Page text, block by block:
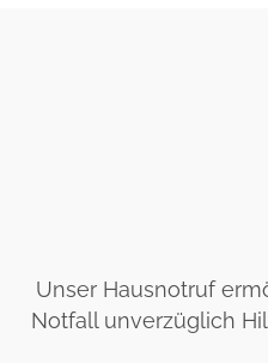
Unser Hausnotruf
Notfall unverzüglich